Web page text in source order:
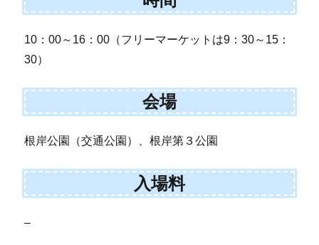
10：00～16：00（フリーマーケットは9：30～15：
30）
会場
根岸公園（交通公園）、根岸第３公園
入場料
–